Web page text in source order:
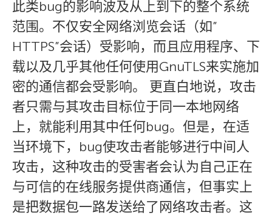
此类bug的影响波及从上到下的整个系统
范围。不仅安全网络浏览会话（如”
HTTPS”会话）受影响，而且应用程序、下
载以及几乎其他任何使用GnuTLS来实施加
密的通信都会受影响。 更直白地说，攻击
者只需与其攻击目标位于同一本地网络
上，就能利用其中任何bug。但是，在适
当环境下，bug使攻击者能够进行中间人
攻击，这种攻击的受害者会认为自己正在
与可信的在线服务提供商通信，但事实上
是把数据包一路发送给了网络攻击者。这